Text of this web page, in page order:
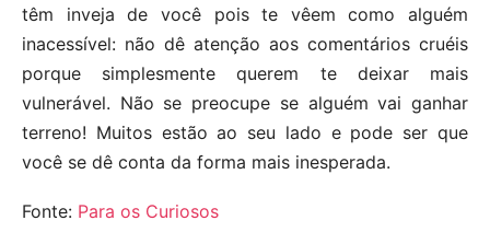
têm inveja de você pois te vêem como alguém
inacessível: não dê atenção aos comentários cruéis
porque simplesmente querem te deixar mais
vulnerável. Não se preocupe se alguém vai ganhar
terreno! Muitos estão ao seu lado e pode ser que
você se dê conta da forma mais inesperada.
Fonte: Para os Curiosos